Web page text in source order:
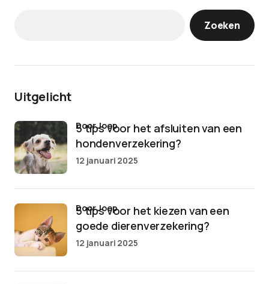
Zoeken
Uitgelicht
5 tips voor het afsluiten van een
hondenverzekering?
door Joep
12 januari 2025
5 tips voor het kiezen van een
goede dierenverzekering?
door Joep
12 januari 2025